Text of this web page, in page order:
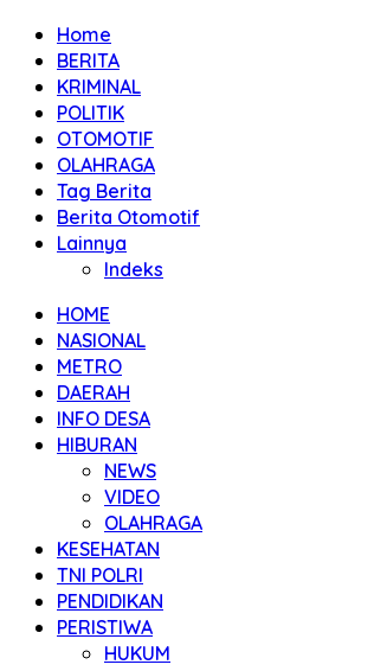
Home
BERITA
KRIMINAL
POLITIK
OTOMOTIF
OLAHRAGA
Tag Berita
Berita Otomotif
Lainnya
Indeks
HOME
NASIONAL
METRO
DAERAH
INFO DESA
HIBURAN
NEWS
VIDEO
OLAHRAGA
KESEHATAN
TNI POLRI
PENDIDIKAN
PERISTIWA
HUKUM